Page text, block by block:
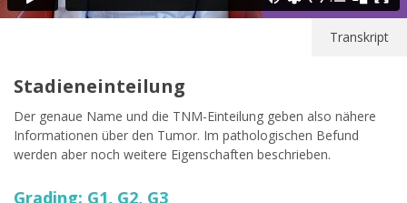
Transkript
Stadieneinteilung
Der genaue Name und die TNM-Einteilung geben also nähere
Informationen über den Tumor. Im pathologischen Befund
werden aber noch weitere Eigenschaften beschrieben.
Grading: G1, G2, G3